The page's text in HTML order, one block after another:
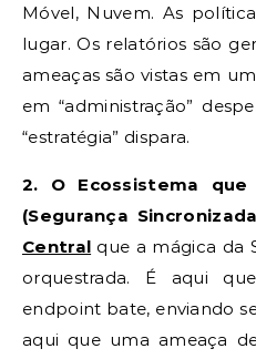
Móvel, Nuvem. As
lugar. Os relatórios são
ameaças são vistas em
em “administração”
“estratégia” dispara.
2. O Ecossistema
(Segurança
Central que a mágica da
orquestrada. É aqui
endpoint bate, enviando
aqui que uma ameaça